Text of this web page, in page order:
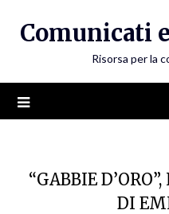
Comunicati
Risorsa per la
“GABBIE
DI